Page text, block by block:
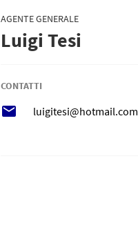
AGENTE GENERALE
Luigi Tesi
CONTATTI
local_post_office luigitesi@hotmail.com